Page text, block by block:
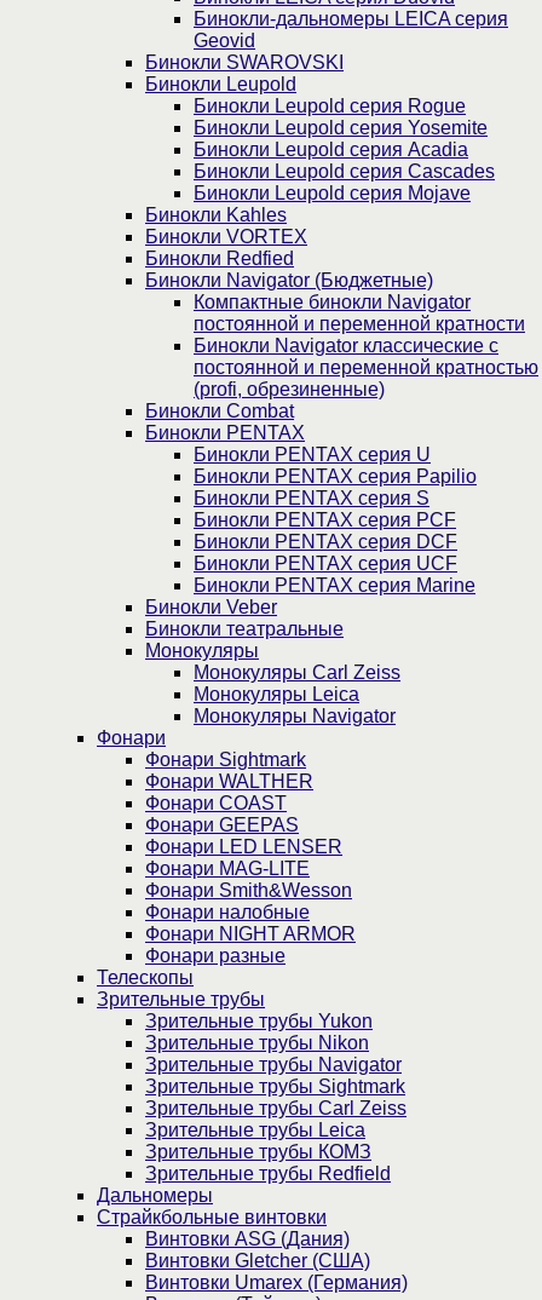
Бинокли-дальномеры LEICA серия
Geovid
Бинокли SWAROVSKI
Бинокли Leupold
Бинокли Leupold серия Rogue
Бинокли Leupold серия Yosemite
Бинокли Leupold серия Acadia
Бинокли Leupold серия Cascades
Бинокли Leupold серия Mojave
Бинокли Kahles
Бинокли VORTEX
Бинокли Redfied
Бинокли Navigator (Бюджетные)
Компактные бинокли Navigator
постоянной и переменной кратности
Бинокли Navigator классические с
постоянной и переменной кратностью
(profi, обрезиненные)
Бинокли Combat
Бинокли PENTAX
Бинокли PENTAX серия U
Бинокли PENTAX серия Papilio
Бинокли PENTAX серия S
Бинокли PENTAX серия PCF
Бинокли PENTAX серия DCF
Бинокли PENTAX серия UCF
Бинокли PENTAX серия Marine
Бинокли Veber
Бинокли театральные
Монокуляры
Монокуляры Carl Zeiss
Монокуляры Leica
Монокуляры Navigator
Фонари
Фонари Sightmark
Фонари WALTHER
Фонари COAST
Фонари GEEPAS
Фонари LED LENSER
Фонари MAG-LITE
Фонари Smith&Wesson
Фонари налобные
Фонари NIGHT ARMOR
Фонари разные
Телескопы
Зрительные трубы
Зрительные трубы Yukon
Зрительные трубы Nikon
Зрительные трубы Navigator
Зрительные трубы Sightmark
Зрительные трубы Carl Zeiss
Зрительные трубы Leica
Зрительные трубы КОМЗ
Зрительные трубы Redfield
Дальномеры
Страйкбольные винтовки
Винтовки ASG (Дания)
Винтовки Gletcher (США)
Винтовки Umarex (Германия)